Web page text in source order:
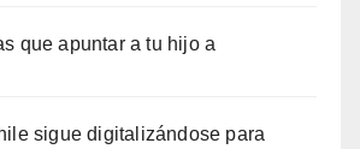
que apuntar a tu hijo a
sigue digitalizándose para